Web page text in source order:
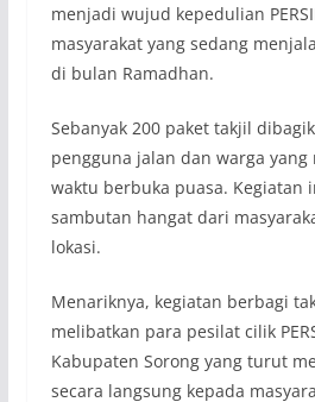
menjadi wujud kepedulian
masyarakat yang sedang
di bulan Ramadhan.
Sebanyak 200 paket takjil
pengguna jalan dan warga
waktu berbuka puasa. Kegiatan
sambutan hangat dari
lokasi.
Menariknya, kegiatan berbagi
melibatkan para pesilat cilik
Kabupaten Sorong yang turut
secara langsung kepada